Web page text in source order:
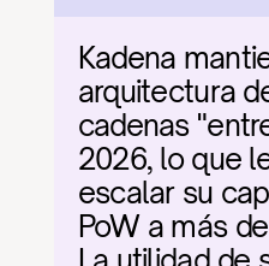
Kadena
arquitectura
cadenas
2026, lo que
escalar su
PoW a más